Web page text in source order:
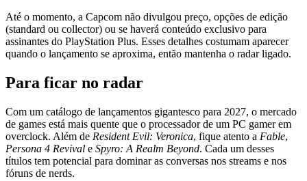
Até o momento, a Capcom não divulgou preço, opções de edição
(standard ou collector) ou se haverá conteúdo exclusivo para
assinantes do PlayStation Plus. Esses detalhes costumam aparecer
quando o lançamento se aproxima, então mantenha o radar ligado.
Para ficar no radar
Com um catálogo de lançamentos gigantesco para 2027, o mercado
de games está mais quente que o processador de um PC gamer em
overclock. Além de Resident Evil: Veronica, fique atento a Fable,
Persona 4 Revival e Spyro: A Realm Beyond. Cada um desses
títulos tem potencial para dominar as conversas nos streams e nos
fóruns de nerds.